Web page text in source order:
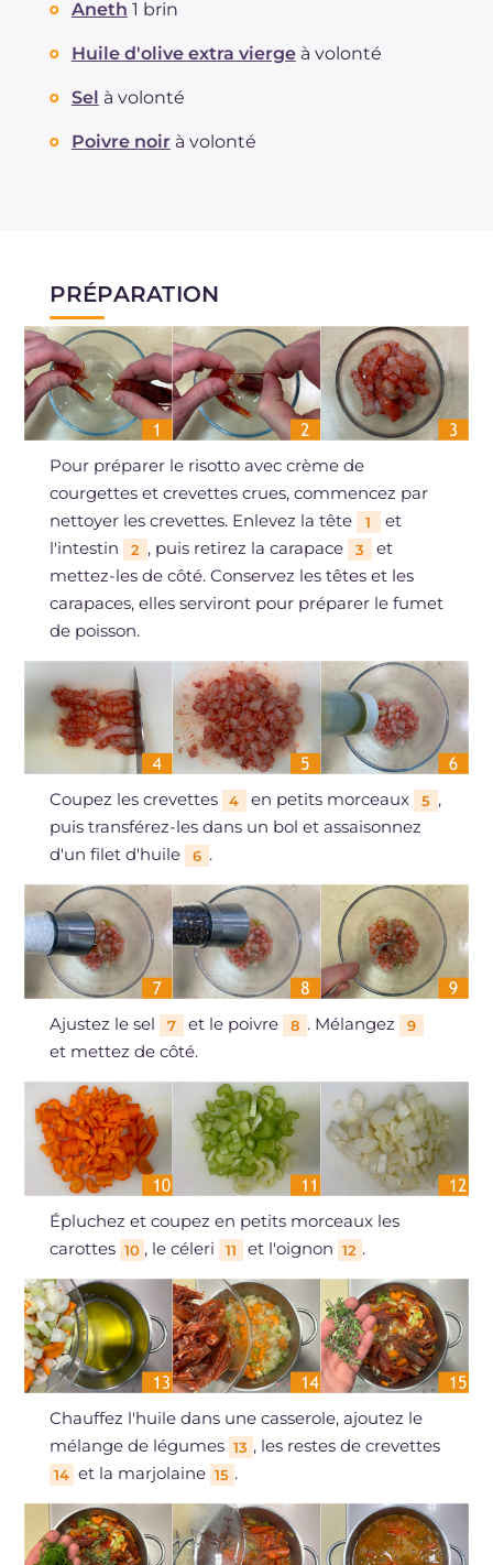
Aneth 1 brin
Huile d'olive extra vierge à volonté
Sel à volonté
Poivre noir à volonté
PRÉPARATION
Pour préparer le risotto avec crème de
courgettes et crevettes crues, commencez par
nettoyer les crevettes. Enlevez la tête
1
et
l'intestin
2 , puis retirez la carapace 3
et
mettez-les de côté. Conservez les têtes et les
carapaces, elles serviront pour préparer le fumet
de poisson.
Coupez les crevettes 4 en petits morceaux 5 ,
puis transférez-les dans un bol et assaisonnez
d'un filet d'huile
6 .
Ajustez le sel 7 et le poivre 8 . Mélangez 9
et mettez de côté.
Épluchez et coupez en petits morceaux les
carottes 10 , le céleri 11 et l'oignon 12 .
Chauffez l'huile dans une casserole, ajoutez le
mélange de légumes 13 , les restes de crevettes
14 et la marjolaine 15 .